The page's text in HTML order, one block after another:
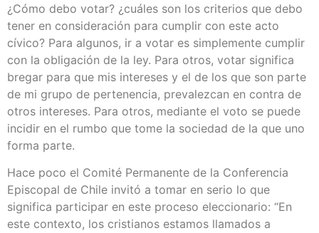
¿Cómo debo votar? ¿cuáles son los criterios que debo
tener en consideración para cumplir con este acto
cívico? Para algunos, ir a votar es simplemente cumplir
con la obligación de la ley. Para otros, votar significa
bregar para que mis intereses y el de los que son parte
de mi grupo de pertenencia, prevalezcan en contra de
otros intereses. Para otros, mediante el voto se puede
incidir en el rumbo que tome la sociedad de la que uno
forma parte.
Hace poco el Comité Permanente de la Conferencia
Episcopal de Chile invitó a tomar en serio lo que
significa participar en este proceso eleccionario: “En
este contexto, los cristianos estamos llamados a